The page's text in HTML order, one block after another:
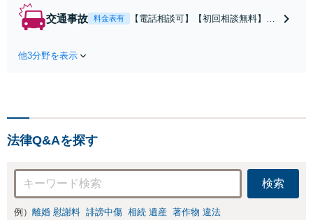
離婚に関するご相
交通事故 料金表有
【電話相談可】【初回相談無料】弁
てご相談に乗ります。
他3分野を表示
法律Q&Aを探す
検索
例） 離婚 慰謝料 誹謗中傷 相続 遺産 著作物 違法